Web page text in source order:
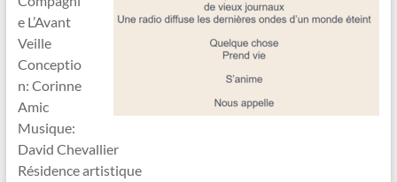
e L’Avant
Veille
Conceptio
n: Corinne
Amic
Musique:
David Chevallier
Résidence artistique